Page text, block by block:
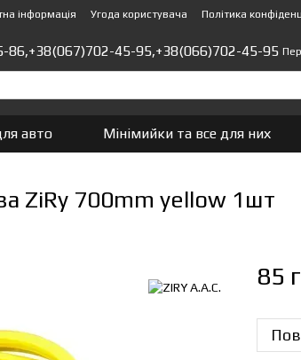
інформація Угода користувача Політика
86,+38(067)702-45-95,+38(066)702-45-95
авто Мінімийки та все для них
ZiRy 700mm yellow 1шт
85